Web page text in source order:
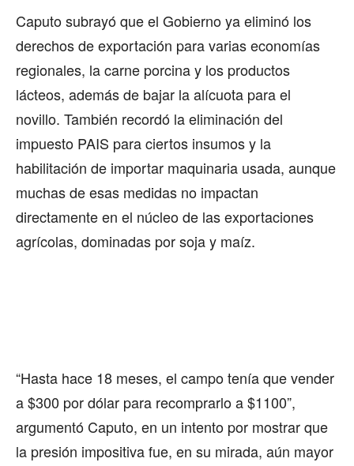
Caputo subrayó que el Gobierno ya eliminó los
derechos de exportación para varias economías
regionales, la carne porcina y los productos
lácteos, además de bajar la alícuota para el
novillo. También recordó la eliminación del
impuesto PAIS para ciertos insumos y la
habilitación de importar maquinaria usada, aunque
muchas de esas medidas no impactan
directamente en el núcleo de las exportaciones
agrícolas, dominadas por soja y maíz.
“Hasta hace 18 meses, el campo tenía que vender
a $300 por dólar para recomprarlo a $1100”,
argumentó Caputo, en un intento por mostrar que
la presión impositiva fue, en su mirada, aún mayor